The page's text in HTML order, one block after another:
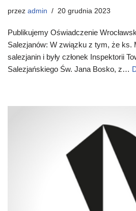
przez admin 20 grudnia 2023
Publikujemy Oświadczenie
Salezjanów: W związku z tym, że ks.
salezjanin i były członek Inspektorii
Salezjańskiego Św. Jana Bosko, z…